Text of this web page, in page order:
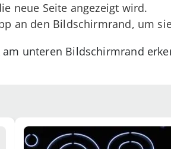
neue Seite angezeigt wird.
an den Bildschirmrand, um
unteren Bildschirmrand